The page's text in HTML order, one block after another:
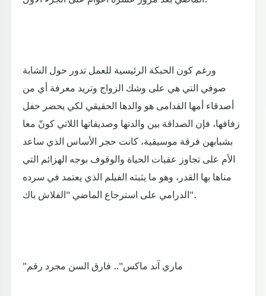
ورغم كون الحبكة الرئيسية للعمل تدور حول الشابة
صوفي التي هي على وشك الزواج وتريد معرفة أي من
أصدقاء أمها القدامى هو والدها الحقيقي لكي يحضر حفل
زفافها، فإن الصداقة بين والدتها وصديقاتها اللاتي كونّ معا
بشبابهن فرقة موسيقية، كانت حجر الأساس الذي ساعد
الأم على تجاوز عقبات الحياة والوقوف بوجه الهزائم التي
مناها بها القدر، وهو ما يثبته الفيلم الذي يعتمد في سرده
الدرامي على استرجاع الماضي "الفلاش باك".
"ماري آند ماكس".. فارق السن مجرد رقم